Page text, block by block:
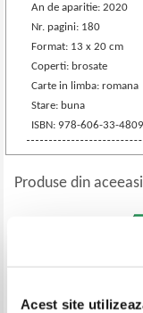
Acest site
An de aparitie: 2020
Nr. pagini: 180
Format: 13 x 20 cm
Coperti: brosate
Carte in limba: romana
Stare: buna
ISBN: 978-606-33-
Produse din